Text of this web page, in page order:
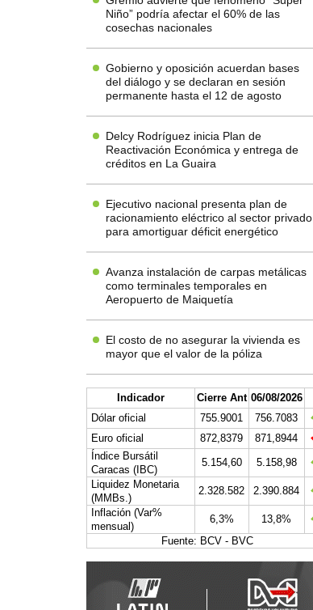
Niño” podría afectar el 60% de las
cosechas nacionales
Gobierno y oposición acuerdan bases
del diálogo y se declaran en sesión
permanente hasta el 12 de agosto
Delcy Rodríguez inicia Plan de
Reactivación Económica y entrega de
créditos en La Guaira
Ejecutivo nacional presenta plan de
racionamiento eléctrico al sector privado
para amortiguar déficit energético
Avanza instalación de carpas metálicas
como terminales temporales en
Aeropuerto de Maiquetía
El costo de no asegurar la vivienda es
mayor que el valor de la póliza
Indicador Cierre Ant 06/08/2026
Dólar oficial
755.9001
756.7083
Euro oficial
872,8379
871,8944
Índice Bursátil
Caracas (IBC)
5.154,60
5.158,98
Liquidez Monetaria
(MMBs.)
2.328.582
2.390.884
Inflación (Var%
mensual)
6,3%
13,8%
Fuente: BCV - BVC